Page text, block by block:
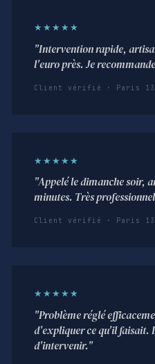
★★★★★
"Intervention rapide,
l'euro près. Je
Client vérifié · Paris
★★★★★
"Appelé le dimanche soir,
minutes. Très
Client vérifié · Paris
★★★★★
"Problème réglé
d'expliquer ce qu'il faisait.
d'intervenir."